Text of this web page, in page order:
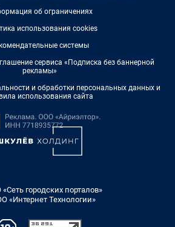
об ограничениях
использования cookies
системы
сервиса «Подписка без баннерной
рекламы»
и обработки персональных данных и
использования сайта
городских порталов»
«Интернет Технологии»